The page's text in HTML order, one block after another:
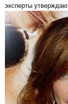
эксперты